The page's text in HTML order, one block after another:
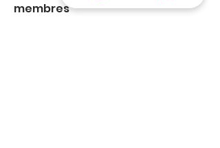
membres